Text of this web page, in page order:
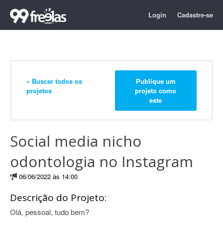
Login Cadastre-se
« Buscar todos os
projetos
Publique um
projeto como
este
Social media nicho
odontologia no Instagram
06/06/2022 às 14:00
Descrição do Projeto:
Olá, pessoal, tudo bem?